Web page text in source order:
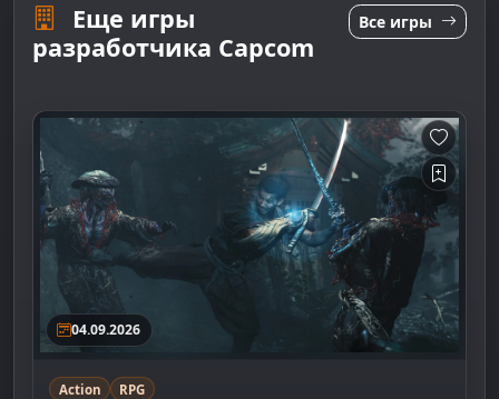
Еще игры
разработчика Capcom
Все игры
04.09.2026
Action RPG